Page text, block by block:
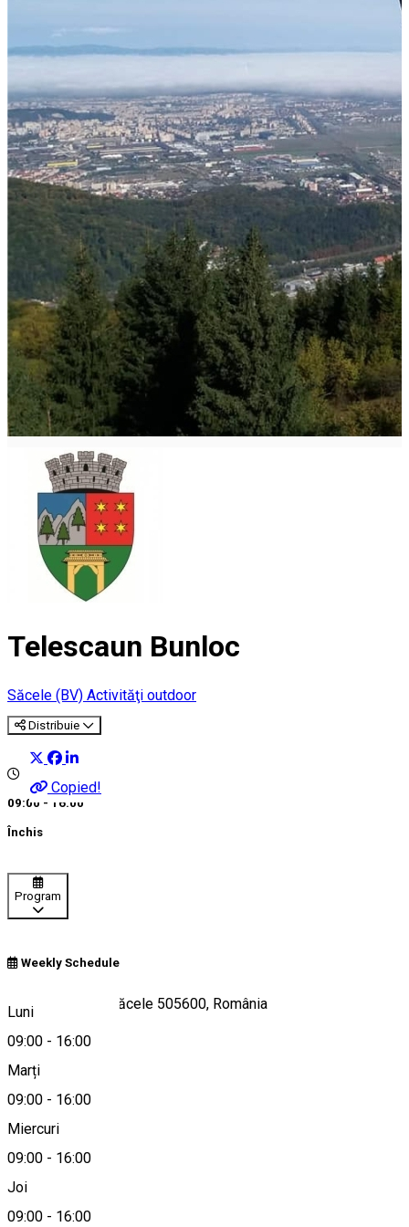
Telescaun Bunloc
Săcele (BV) Activităţi outdoor
Distribuie
Copied!
09:00 - 16:00
Închis
Program
Weekly Schedule
Luni
09:00 - 16:00
Marți
09:00 - 16:00
Miercuri
09:00 - 16:00
Joi
09:00 - 16:00
Str. Bunloc 185, Săcele 505600, România
Hartă